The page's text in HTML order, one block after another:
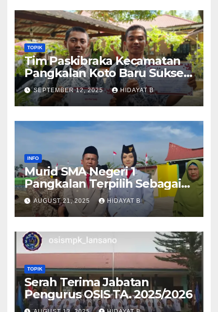
TOPIK
Tim Paskibraka Kecamatan
Pangkalan Koto Baru Sukses
Laksanakan Tugas pada
Upacara 17 Agustus 2025
SEPTEMBER 12, 2025 HIDAYAT B
INFO
Murid SMA Negeri 1
Pangkalan Terpilih Sebagai
Anggota Paskibra Tingkat
Kabupaten Lima Puluh Kota
AUGUST 21, 2025 HIDAYAT B
TOPIK
Serah Terima Jabatan
Pengurus OSIS TA. 2025/2026